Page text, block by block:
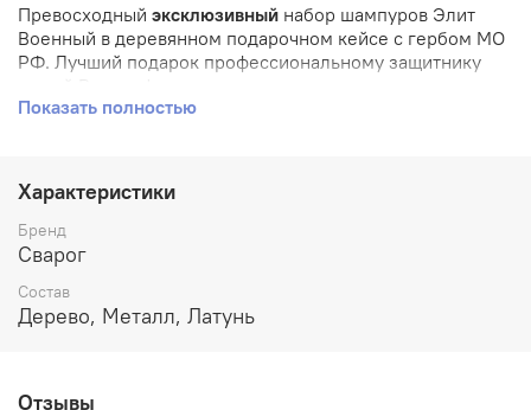
Превосходный эксклюзивный набор шампуров Элит
Военный в деревянном подарочном кейсе с гербом МО
РФ. Лучший подарок профессиональному защитнику
нержавеющей стали 5 шт., удобные ручки из венге с
латунными приборами в виде патрона, а также
надежные кованые шалычный многофункионнальный
нож и вилка для снятия мяса.
Соберите друзей или семью, возьмите этот набор и
отправляйтесь на пикник, чтобы насладиться
Показать полностью
Характеристики
Бренд
Сварог
Состав
Дерево, Металл, Латунь
Отзывы